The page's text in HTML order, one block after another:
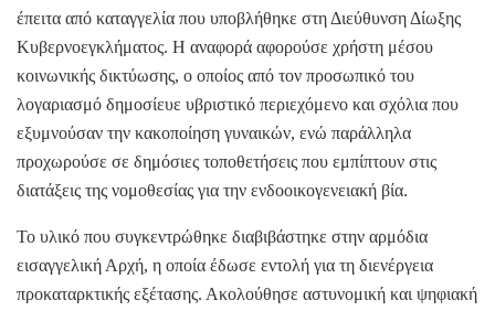
έπειτα από καταγγελία που υποβλήθηκε στη Διεύθυνση Δίωξης
Κυβερνοεγκλήματος. Η αναφορά αφορούσε χρήστη μέσου
κοινωνικής δικτύωσης, ο οποίος από τον προσωπικό του
λογαριασμό δημοσίευε υβριστικό περιεχόμενο και σχόλια που
εξυμνούσαν την κακοποίηση γυναικών, ενώ παράλληλα
προχωρούσε σε δημόσιες τοποθετήσεις που εμπίπτουν στις
διατάξεις της νομοθεσίας για την ενδοοικογενειακή βία.
Το υλικό που συγκεντρώθηκε διαβιβάστηκε στην αρμόδια
εισαγγελική Αρχή, η οποία έδωσε εντολή για τη διενέργεια
προκαταρκτικής εξέτασης. Ακολούθησε αστυνομική και ψηφιακή